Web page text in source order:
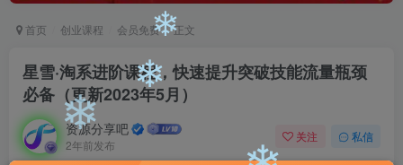
首页 创业课程 会员免费 正文
星雪·淘系进阶课程，快速提升突破技能流量瓶颈
必备（更新2023年5月）
资源分享吧
2年前发布
关注 私信
❄
❄
❄